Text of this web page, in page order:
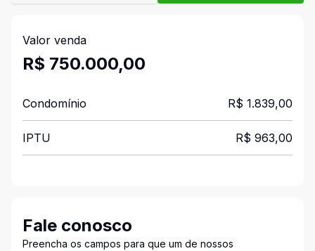
Valor venda
R$ 750.000,00
Condomínio R$ 1.839,00
IPTU R$ 963,00
Fale conosco
Preencha os campos para que um de nossos